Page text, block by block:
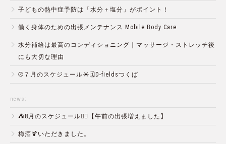
子どもの熱中症予防は「水分＋塩分」がポイント！
働く身体のための出張メンテナンス Mobile Body Care
水分補給は最高のコンディショニング｜マッサージ・ストレッチ後
にも大切な理由
⚾️７月のスケジュール☀️🗓D-fieldsつくば
news:
⛺️8月のスケジュール🏄‍♂️【午前の出張増えました】
梅酒🍹いただきました。